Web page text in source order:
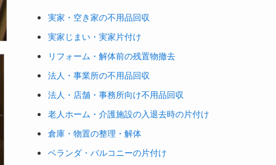
実家・空き家の不用品回収
実家じまい・実家片付け
リフォーム・解体前の残置物撤去
法人・事業所の不用品回収
法人・店舗・事務所向け不用品回収
老人ホーム・介護施設の入退去時の片付け
倉庫・物置の整理・解体
ベランダ・バルコニーの片付け